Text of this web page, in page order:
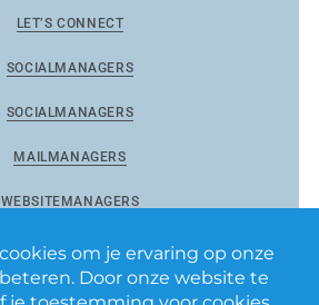
LET’S CONNECT
SOCIALMANAGERS
SOCIALMANAGERS
MAILMANAGERS
WEBSITEMANAGERS